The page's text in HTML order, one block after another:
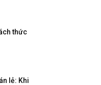
thức
lẻ: Khi